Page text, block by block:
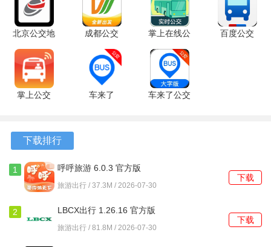
还能帮助用户规划出行路线，避免走错路或延误时间。
3.优惠性：天津公交app推出了公交与轨道联程优惠活动，用
户通过刷码乘车即可享受到一定的优惠。
4.直观性：app支持地图模式，能够直观显示用户所在位置周
边的站点位置信息，帮助用户快速找到最近的乘车站点。
北京公交地
铁一卡通
6.1.2 安卓
成都公交
2.2.1 最新
版
掌上在线公
交 3.0.8 最
新版
百度公交
掌上公交
车来了
车来了公交
下载排行
1 呼呼旅游 6.0.3 官方版
旅游出行 / 37.3M / 2026-07-30
下载
2 LBCX出行 1.26.16 官方版
旅游出行 / 81.8M / 2026-07-30
下载